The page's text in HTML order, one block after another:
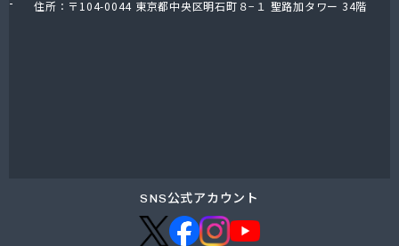
古賀政商店
江藤石油株式会社 浮羽営業所
住所：〒104-0044 東京都中央区明石町８−１ 聖路加タワー 34階
SNS公式アカウント